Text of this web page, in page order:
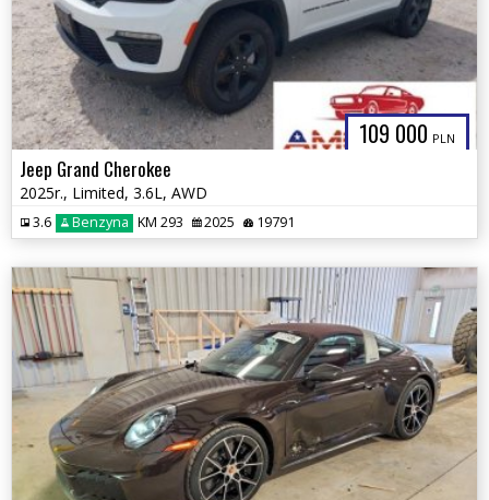
109 000 PLN
Jeep Grand Cherokee
2025r., Limited, 3.6L, AWD
3.6 Benzyna KM 293 2025 19791